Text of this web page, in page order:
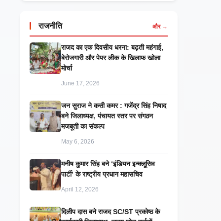
राजनीति और →
राजद का एक दिवसीय धरना: बढ़ती महंगाई,
बेरोजगारी और पेपर लीक के खिलाफ खोला
मोर्चा
June 17, 2026
जन सुराज ने कसी कमर : गजेंद्र सिंह निषाद
बने जिलाध्यक्ष, पंचायत स्तर पर संगठन
मजबूती का संकल्प
May 6, 2026
मनीष कुमार सिंह बने ‘इंडियन इन्क्लूसिव
पार्टी’ के राष्ट्रीय प्रधान महासचिव
April 12, 2026
दिलीप दास बने राजद SC/ST प्रकोष्ठ के